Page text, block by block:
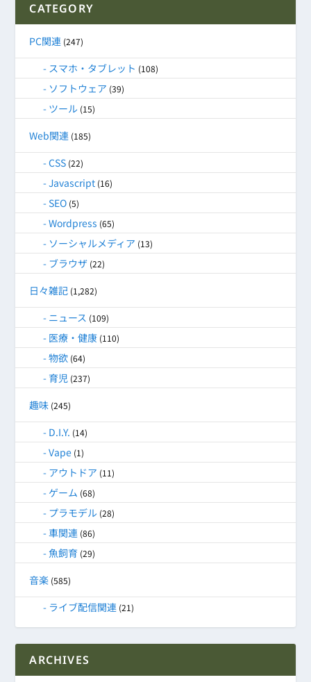
CATEGORY
PC関連 (247)
スマホ・タブレット (108)
ソフトウェア (39)
ツール (15)
Web関連 (185)
CSS (22)
Javascript (16)
SEO (5)
Wordpress (65)
ソーシャルメディア (13)
ブラウザ (22)
日々雑記 (1,282)
ニュース (109)
医療・健康 (110)
物欲 (64)
育児 (237)
趣味 (245)
D.I.Y. (14)
Vape (1)
アウトドア (11)
ゲーム (68)
プラモデル (28)
車関連 (86)
魚飼育 (29)
音楽 (585)
ライブ配信関連 (21)
ARCHIVES